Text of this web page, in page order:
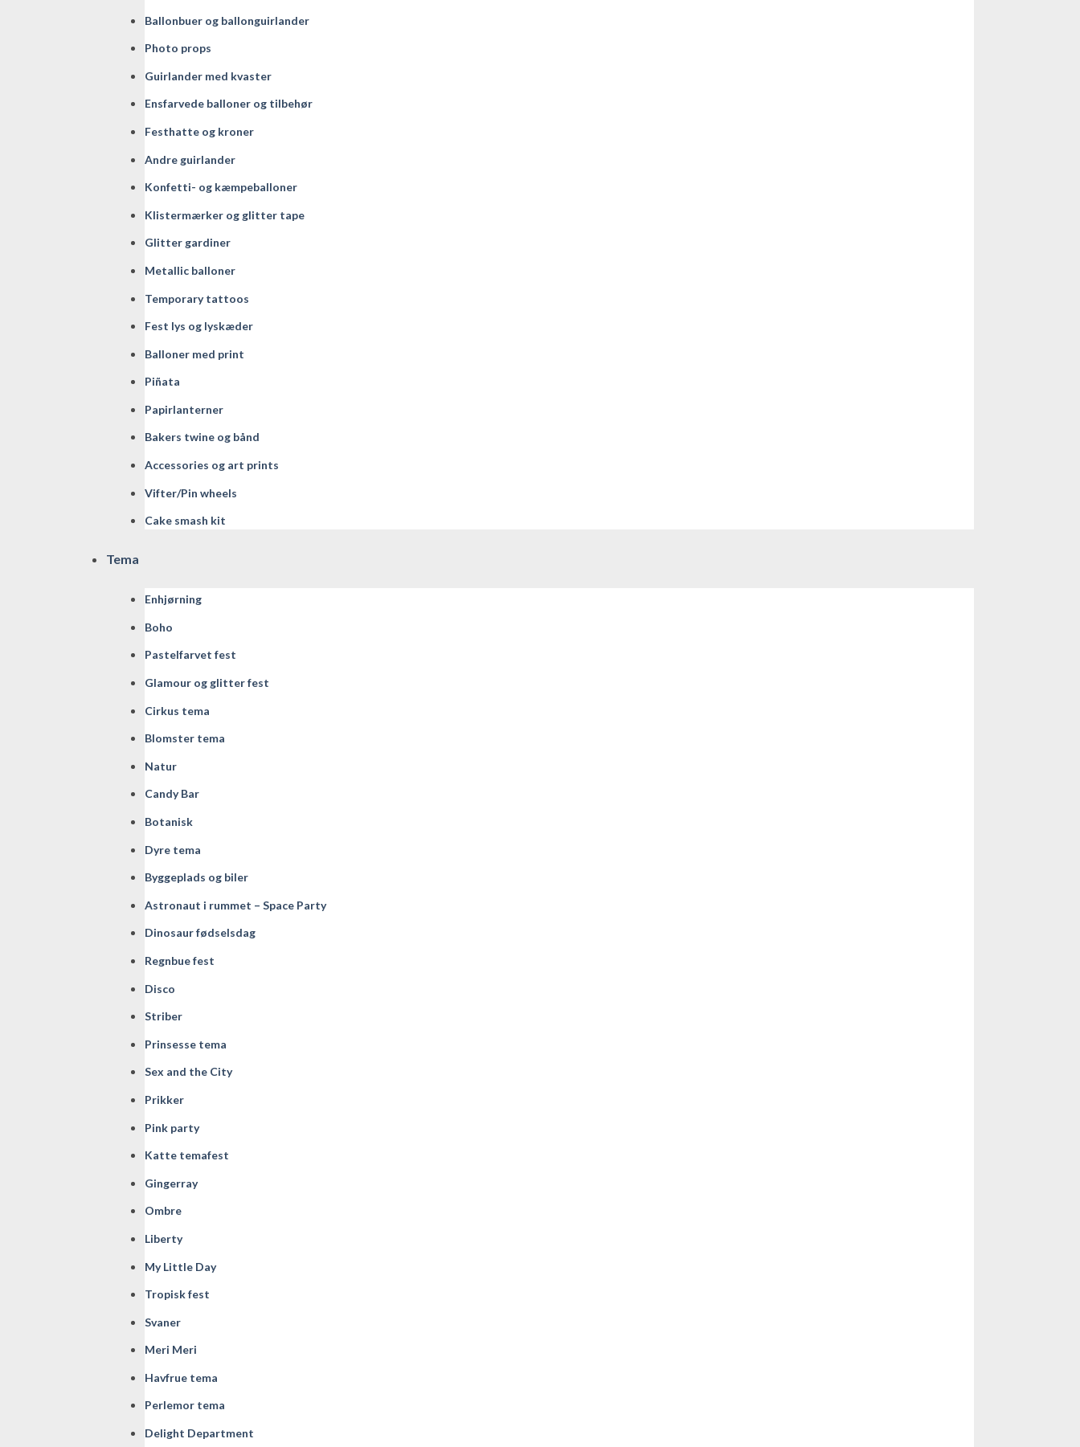
Ballonbuer og ballonguirlander
Photo props
Guirlander med kvaster
Ensfarvede balloner og tilbehør
Festhatte og kroner
Andre guirlander
Konfetti- og kæmpeballoner
Klistermærker og glitter tape
Glitter gardiner
Metallic balloner
Temporary tattoos
Fest lys og lyskæder
Balloner med print
Piñata
Papirlanterner
Bakers twine og bånd
Accessories og art prints
Vifter/Pin wheels
Cake smash kit
Tema
Enhjørning
Boho
Pastelfarvet fest
Glamour og glitter fest
Cirkus tema
Blomster tema
Natur
Candy Bar
Botanisk
Dyre tema
Byggeplads og biler
Astronaut i rummet – Space Party
Dinosaur fødselsdag
Regnbue fest
Disco
Striber
Prinsesse tema
Sex and the City
Prikker
Pink party
Katte temafest
Gingerray
Ombre
Liberty
My Little Day
Tropisk fest
Svaner
Meri Meri
Havfrue tema
Perlemor tema
Delight Department